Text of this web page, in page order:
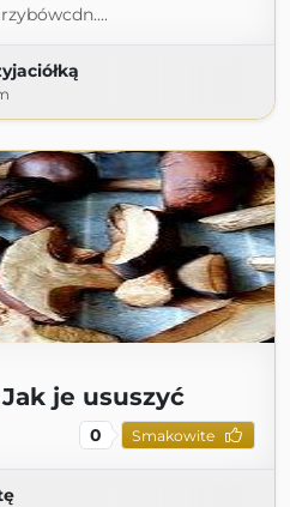
je ususzyć
0 Smakowite